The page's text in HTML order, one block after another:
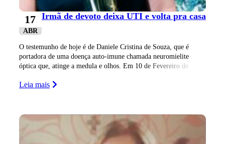
17
ABR
Irmã de devoto deixa UTI e volta pra casa
O testemunho de hoje é de Daniele Cristina de Souza, que é
portadora de uma doença auto-imune chamada neuromielite
óptica que, atinge a medula e olhos. Em 10 de Fevereiro de
Leia mais